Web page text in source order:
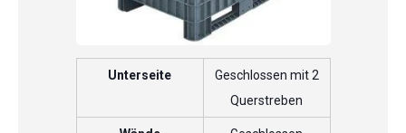
Unterseite
Geschlossen mit 2
Querstreben